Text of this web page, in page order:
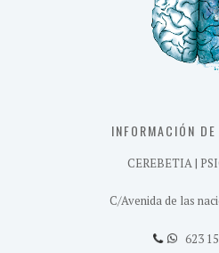
INFORMACIÓN
CEREBETIA |
C/Avenida de las
623